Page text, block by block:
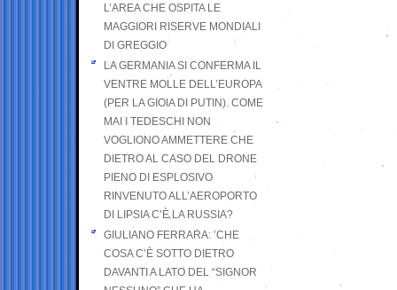
L’AREA CHE OSPITA LE
MAGGIORI RISERVE MONDIALI
DI GREGGIO
LA GERMANIA SI CONFERMA IL
VENTRE MOLLE DELL’EUROPA
(PER LA GIOIA DI PUTIN). COME
MAI I TEDESCHI NON
VOGLIONO AMMETTERE CHE
DIETRO AL CASO DEL DRONE
PIENO DI ESPLOSIVO
RINVENUTO ALL’AEROPORTO
DI LIPSIA C’È LA RUSSIA?
GIULIANO FERRARA: ’CHE
COSA C’È SOTTO DIETRO
DAVANTI A LATO DEL “SIGNOR